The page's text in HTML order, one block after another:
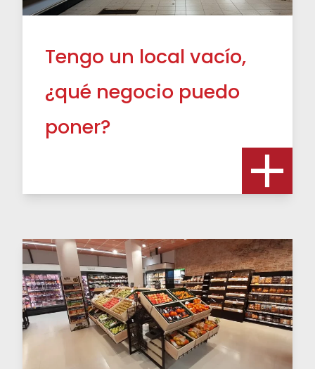
Tengo un local vacío,
¿qué negocio puedo
poner?